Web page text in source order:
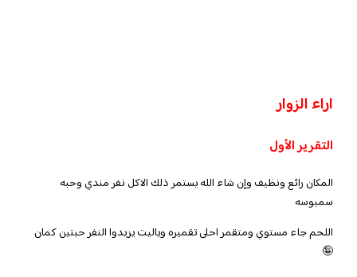
اراء الزوار
التقرير الأول
المكان رائع ونظيف وإن شاء الله يستمر ذلك الاكل نفر مندي وحبه
سمبوسه
اللحم جاء مستوي ومتقمر احلى تقميره وياليت يزيدوا النفر حبتين كمان
🤪